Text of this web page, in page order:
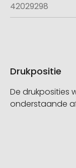
42029298
Drukpositie
De drukposities
onderstaande